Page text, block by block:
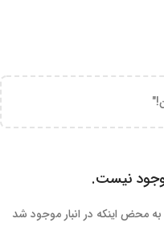
نیست.
محض اینکه در انبار موجود شد